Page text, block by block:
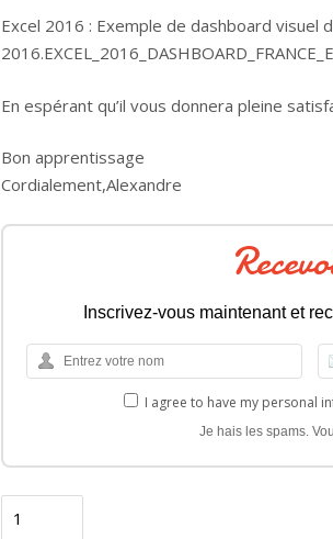
Excel 2016 : Exemple de dashboard visuel
En espérant qu’il vous donnera pleine
Bon apprentissage
Cordialement,Alexandre
Inscrivez-vous maintenant et
I agree to have my personal
Je hais les spams.